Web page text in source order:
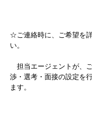
☆ご連絡時に、ご希望を
い。
担当エージェントが、
渉・選考・面接の設定を
ます。